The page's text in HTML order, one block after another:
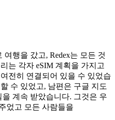
행을 갔고, Redex는 모든 것
는 각자 eSIM 계획을 가지고
전히 연결되어 있을 수 있었습
수 있었고, 남편은 구글 지도
계속 받았습니다. 그것은 우
었고 모든 사람들을